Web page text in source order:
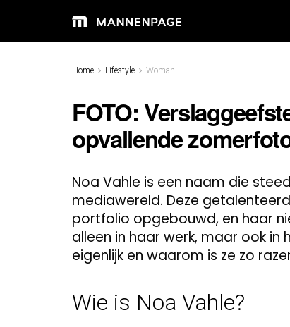
Home Lifestyle Woman
FOTO:
opvallende
Noa Vahle is een naam die
mediawereld. Deze
portfolio opgebouwd, en haar
alleen in haar werk, maar ook in
eigenlijk en waarom is ze zo
Wie is Noa Vahle?